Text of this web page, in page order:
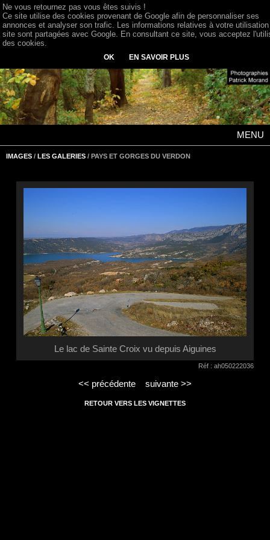
MENU
IMAGES / LES GALERIES / PAYS ET GORGES DU VERDON
Le lac de Sainte Croix vu depuis Aiguines
Réf : ah050222036
<< précédente suivante >>
RETOUR VERS LES VIGNETTES
Ne vous retournez pas vous êtes suivis !
Ce site utilise des cookies provenant de Google afin de personnaliser ses
annonces et analyser son trafic. Les informations relatives à votre
site sont partagées avec Google. En consultant ce site, vous acceptez
des cookies.
OK EN SAVOIR PLUS